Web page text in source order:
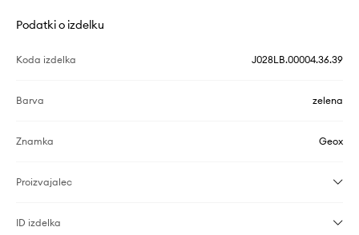
Podatki o izdelku
Koda izdelka J028LB.00004.36.39
Barva zelena
Znamka Geox
Proizvajalec
ID izdelka